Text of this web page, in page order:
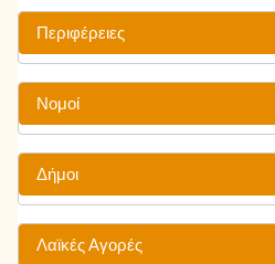
Περιφέρειες
Νομοί
Δήμοι
Λαϊκές Αγορές